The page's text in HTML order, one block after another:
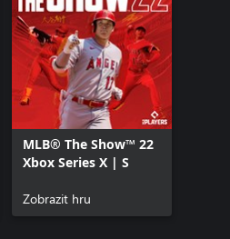
MLB® The Show™ 22
Xbox Series X | S
Zobrazit hru